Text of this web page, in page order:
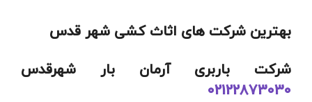
بهترین شرکت های اثاث کشی شهر قدس
شرکت باربری آرمان بار شهرقدس
02122873030